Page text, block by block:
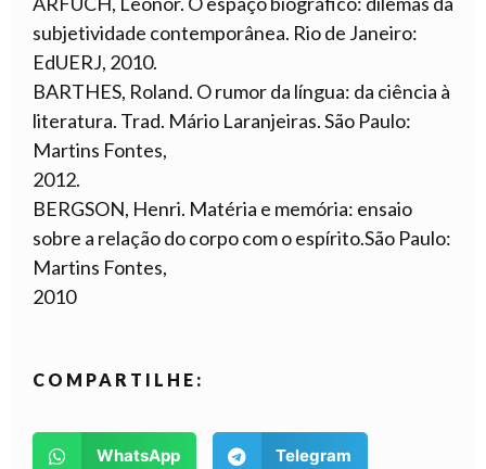
subjetividade contemporânea. Rio de Janeiro:
EdUERJ, 2010.
BARTHES, Roland. O rumor da língua: da ciência à
literatura. Trad. Mário Laranjeiras. São Paulo:
Martins Fontes,
2012.
BERGSON, Henri. Matéria e memória: ensaio
sobre a relação do corpo com o espírito.São Paulo:
Martins Fontes,
2010
COMPARTILHE:
WhatsApp Telegram